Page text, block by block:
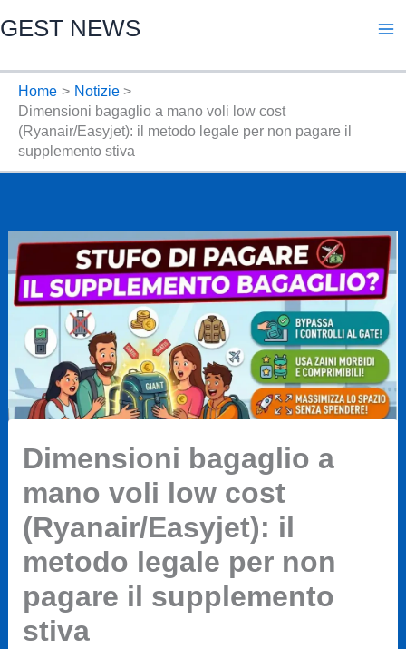
al
GEST NEWS
Home
Notizie
Dimensioni bagaglio a mano voli low cost
(Ryanair/Easyjet): il metodo legale per non pagare il
supplemento stiva
Dimensioni bagaglio a
mano voli low cost
(Ryanair/Easyjet): il
metodo legale per non
pagare il supplemento
stiva